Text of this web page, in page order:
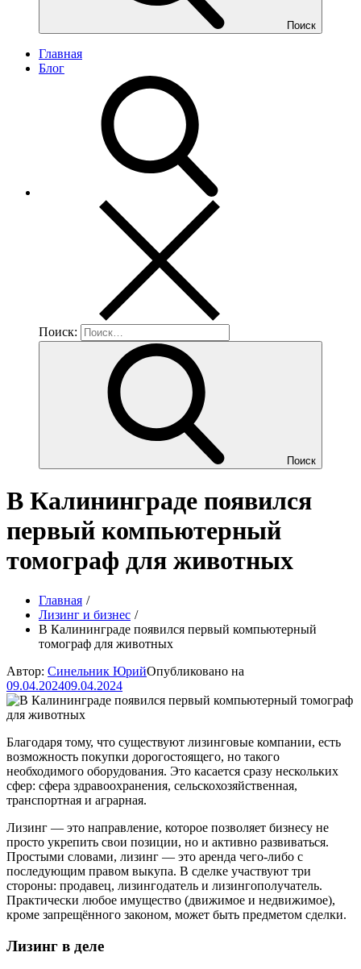
Поиск
Главная
Блог
Поиск:
Поиск
В Калининграде появился
первый компьютерный
томограф для животных
Главная
Лизинг и бизнес
В Калининграде появился первый компьютерный
томограф для животных
Автор: Синельник ЮрийОпубликовано на
09.04.202409.04.2024
Благодаря тому, что существуют лизинговые компании, есть
возможность покупки дорогостоящего, но такого
необходимого оборудования. Это касается сразу нескольких
сфер: сфера здравоохранения, сельскохозяйственная,
транспортная и аграрная.
Лизинг — это направление, которое позволяет бизнесу не
просто укрепить свои позиции, но и активно развиваться.
Простыми словами, лизинг — это аренда чего-либо с
последующим правом выкупа. В сделке участвуют три
стороны: продавец, лизингодатель и лизингополучатель.
Практически любое имущество (движимое и недвижимое),
кроме запрещённого законом, может быть предметом сделки.
Лизинг в деле